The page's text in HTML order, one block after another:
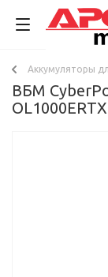
Аккумуляторы
ВБМ